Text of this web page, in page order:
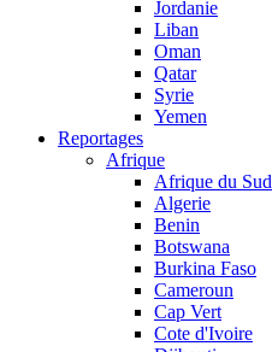
Jordanie
Liban
Oman
Qatar
Syrie
Yemen
Reportages
Afrique
Afrique du Sud
Algerie
Benin
Botswana
Burkina Faso
Cameroun
Cap Vert
Cote d'Ivoire